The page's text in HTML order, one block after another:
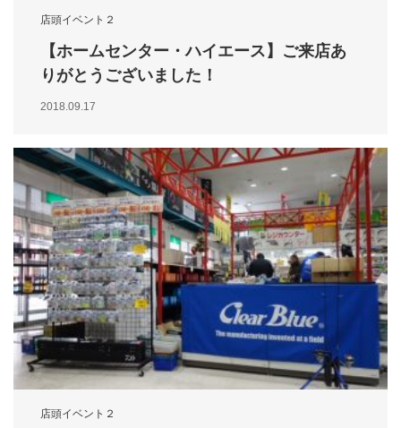
店頭イベント２
【ホームセンター・ハイエース】ご来店あ
りがとうございました！
2018.09.17
店頭イベント２